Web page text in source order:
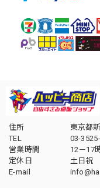
住所
東京都
TEL
03-
営業時間
12－17
定休日
土日祝
E-mail